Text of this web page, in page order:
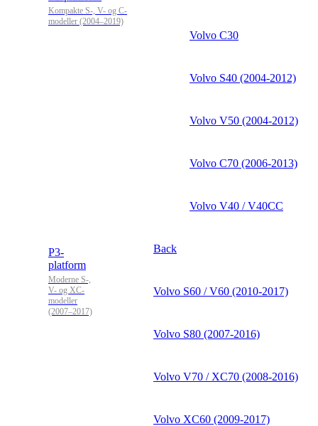
Kompakte S-, V- og C-
modeller (2004–2019)
Volvo C30
Volvo S40 (2004-2012)
Volvo V50 (2004-2012)
Volvo C70 (2006-2013)
Volvo V40 / V40CC
P3-
platform
Moderne S-,
V- og XC-
modeller
(2007–2017)
Back
Volvo S60 / V60 (2010-2017)
Volvo S80 (2007-2016)
Volvo V70 / XC70 (2008-2016)
Volvo XC60 (2009-2017)